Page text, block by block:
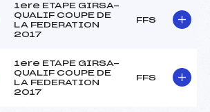
1ere ETAPE GIRSA-
QUALIF COUPE DE
LA FEDERATION
2017
FFS
1ere ETAPE GIRSA-
QUALIF COUPE DE
LA FEDERATION
2017
FFS